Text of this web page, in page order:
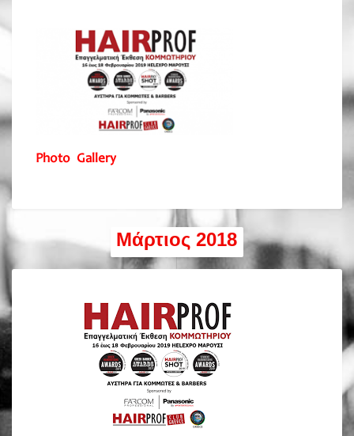
Photo Gallery
Μάρτιος 2018